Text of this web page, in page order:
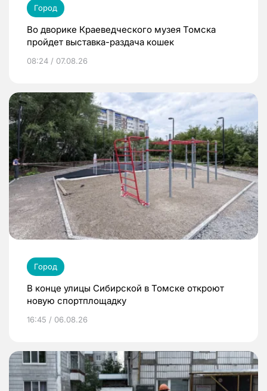
Город
Во дворике Краеведческого музея Томска
пройдет выставка-раздача кошек
08:24 / 07.08.26
Город
В конце улицы Сибирской в Томске откроют
новую спортплощадку
16:45 / 06.08.26